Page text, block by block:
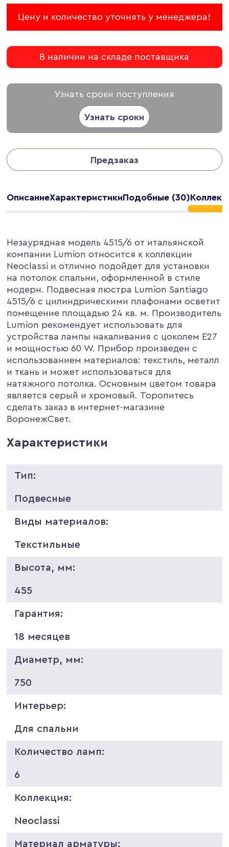
Цену и количество уточнять у менеджера!
В наличии на складе поставщика
Узнать сроки поступления
Узнать сроки
Предзаказ
ОписаниеХарактеристикиПодобные (30)
Незаурядная модель 4515/6 от итальянской
компании Lumion относится к коллекции
Neoclassi и отлично подойдет для установки
на потолок спальни, оформленной в стиле
модерн. Подвесная люстра Lumion Santiago
4515/6 с цилиндрическими плафонами осветит
помещение площадью 24 кв. м. Производитель
Lumion рекомендует использовать для
устройства лампы накаливания с цоколем E27
и мощностью 60 W. Прибор произведен с
использованием материалов: текстиль, металл
и ткань и может использоваться для
натяжного потолка. Основным цветом товара
является серый и хромовый. Торопитесь
сделать заказ в интернет-магазине
ВоронежСвет.
Характеристики
Тип:
Подвесные
Виды материалов:
Текстильные
Высота, мм:
455
Гарантия:
18 месяцев
Диаметр, мм:
750
Интерьер:
Для спальни
Количество ламп:
6
Коллекция:
Neoclassi
Материал арматуры: